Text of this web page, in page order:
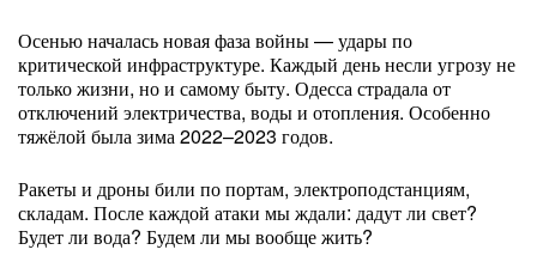
Осенью началась новая фаза войны — удары по
критической инфраструктуре. Каждый день несли угрозу не
только жизни, но и самому быту. Одесса страдала от
отключений электричества, воды и отопления. Особенно
тяжёлой была зима 2022–2023 годов.
Ракеты и дроны били по портам, электроподстанциям,
складам. После каждой атаки мы ждали: дадут ли свет?
Будет ли вода? Будем ли мы вообще жить?